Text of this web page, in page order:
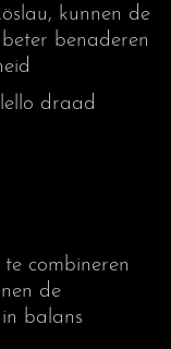
kunnen de
benaderen
draad
van een
de
de
combineren
de
balans